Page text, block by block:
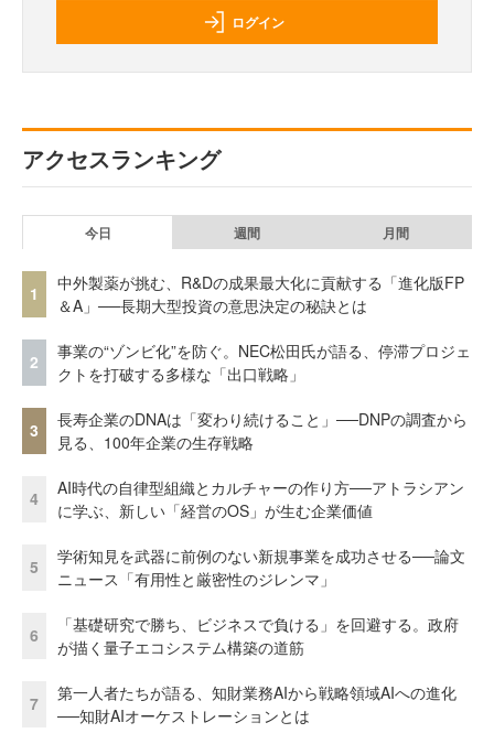
ログイン
アクセスランキング
今日 週間 月間
1
中外製薬が挑む、R&Dの成果最大化に貢献する「進化版FP
＆A」──長期大型投資の意思決定の秘訣とは
2
事業の“ゾンビ化”を防ぐ。NEC松田氏が語る、停滞プロジェ
クトを打破する多様な「出口戦略」
3
長寿企業のDNAは「変わり続けること」──DNPの調査から
見る、100年企業の生存戦略
4
AI時代の自律型組織とカルチャーの作り方──アトラシアン
に学ぶ、新しい「経営のOS」が生む企業価値
5
学術知見を武器に前例のない新規事業を成功させる──論文
ニュース「有用性と厳密性のジレンマ」
6
「基礎研究で勝ち、ビジネスで負ける」を回避する。政府
が描く量子エコシステム構築の道筋
7
第一人者たちが語る、知財業務AIから戦略領域AIへの進化
──知財AIオーケストレーションとは